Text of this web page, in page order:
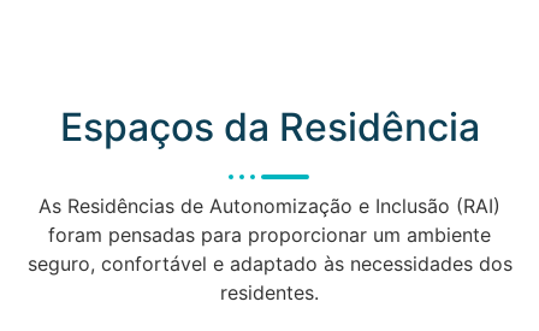
Espaços da Residência
As Residências de Autonomização e Inclusão (RAI)
foram pensadas para proporcionar um ambiente
seguro, confortável e adaptado às necessidades dos
residentes.